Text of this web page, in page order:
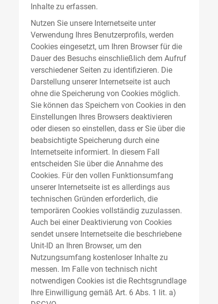
Inhalte zu erfassen.
Nutzen Sie unsere Internetseite unter
Verwendung Ihres Benutzerprofils, werden
Cookies eingesetzt, um Ihren Browser für die
Dauer des Besuchs einschließlich dem Aufruf
verschiedener Seiten zu identifizieren. Die
Darstellung unserer Internetseite ist auch
ohne die Speicherung von Cookies möglich.
Sie können das Speichern von Cookies in den
Einstellungen Ihres Browsers deaktivieren
oder diesen so einstellen, dass er Sie über die
beabsichtigte Speicherung durch eine
Internetseite informiert. In diesem Fall
entscheiden Sie über die Annahme des
Cookies. Für den vollen Funktionsumfang
unserer Internetseite ist es allerdings aus
technischen Gründen erforderlich, die
temporären Cookies vollständig zuzulassen.
Auch bei einer Deaktivierung von Cookies
sendet unsere Internetseite die beschriebene
Unit-ID an Ihren Browser, um den
Nutzungsumfang kostenloser Inhalte zu
messen. Im Falle von technisch nicht
notwendigen Cookies ist die Rechtsgrundlage
Ihre Einwilligung gemäß Art. 6 Abs. 1 lit. a)